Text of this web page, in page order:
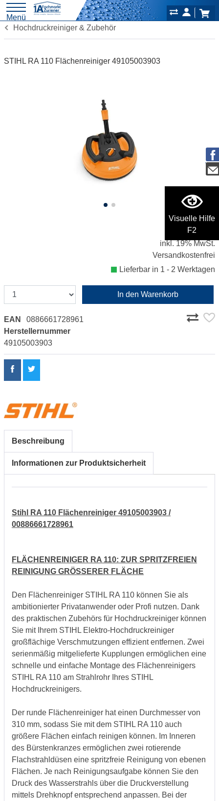
Visuelle Hilfe
F2
Menü
Hochdruckreiniger & Zubehör
STIHL RA 110 Flächenreiniger 49105003903
68,99 €
inkl. 19% MwSt.
Versandkostenfrei
Lieferbar in 1 - 2 Werktagen
In den Warenkorb
EAN
0886661728961
Herstellernummer
49105003903
Beschreibung
Informationen zur Produktsicherheit
Stihl RA 110 Flächenreiniger 49105003903 /
00886661728961
FLÄCHENREINIGER RA 110: ZUR SPRITZFREIEN
REINIGUNG GRÖSSERER FLÄCHE
Den Flächenreiniger STIHL RA 110 können Sie als
ambitionierter Privatanwender oder Profi nutzen. Dank
des praktischen Zubehörs für Hochdruckreiniger können
Sie mit Ihrem STIHL Elektro-Hochdruckreiniger
großflächige Verschmutzungen effizient entfernen. Zwei
serienmäßig mitgelieferte Kupplungen ermöglichen eine
schnelle und einfache Montage des Flächenreinigers
STIHL RA 110 am Strahlrohr Ihres STIHL
Hochdruckreinigers.
Der runde Flächenreiniger hat einen Durchmesser von
310 mm, sodass Sie mit dem STIHL RA 110 auch
größere Flächen einfach reinigen können. Im Inneren
des Bürstenkranzes ermöglichen zwei rotierende
Flachstrahldüsen eine spritzfreie Reinigung von ebenen
Flächen. Je nach Reinigungsaufgabe können Sie den
Druck des Wasserstrahls über die Druckverstellung
mittels Drehknopf entsprechend anpassen. Bei der